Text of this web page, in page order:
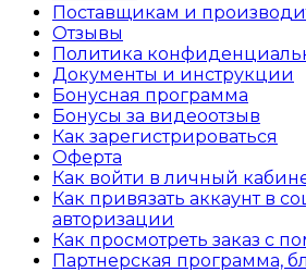
Поставщикам и
Отзывы
Политика
Документы и инструкции
Бонусная программа
Бонусы за видеоотзыв
Как зарегистрироваться
Оферта
Как войти в личный
Как привязать аккаунт в
авторизации
Как просмотреть заказ с
Партнерская программа,